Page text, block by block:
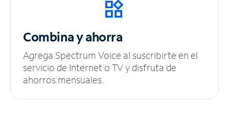
Combina y ahorra
Agrega Spectrum Voice al suscribirte en el
servicio de Internet o TV y disfruta de
ahorros mensuales.